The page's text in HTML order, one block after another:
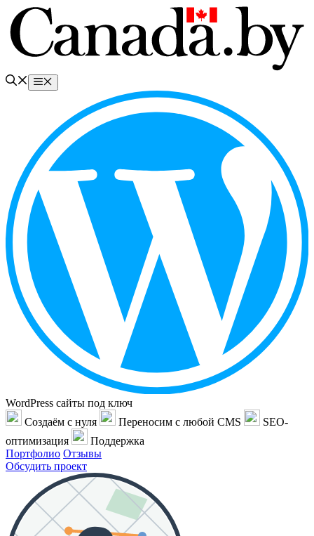
Перейти
содержимому
Меню
WordPress сайты под ключ
Создаём с нуля
Переносим с любой CMS
SEO-
оптимизация
Поддержка
Портфолио Отзывы
Обсудить проект